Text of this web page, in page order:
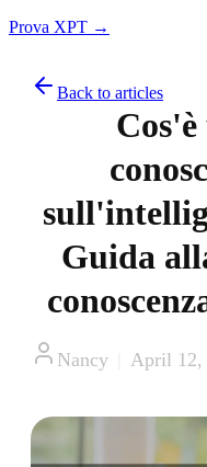
Prova XPT →
Back to articles
Guida
Nancy April 12,